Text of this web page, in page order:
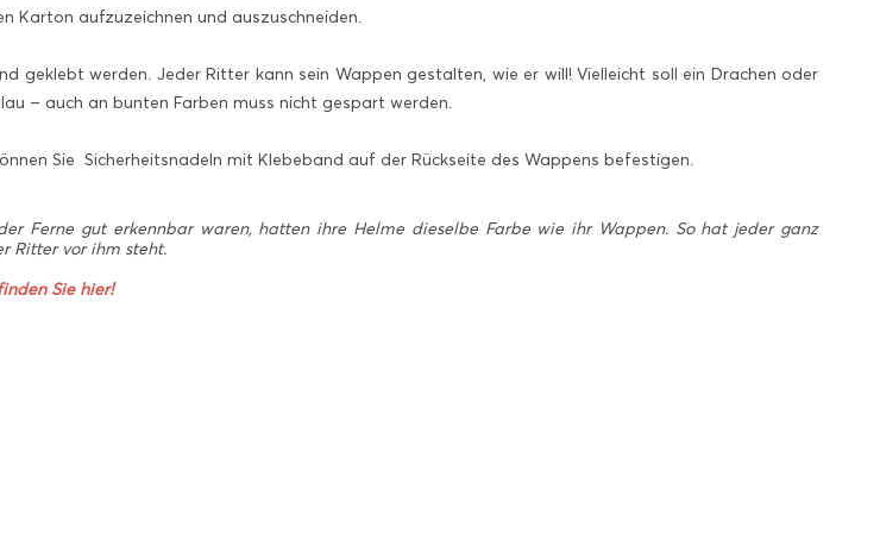
Karton aufzuzeichnen und auszuschneiden.
geklebt werden. Jeder Ritter kann sein Wappen gestalten, wie er will! Vielleicht soll ein Drachen oder
– auch an bunten Farben muss nicht gespart werden.
Sie Sicherheitsnadeln mit Klebeband auf der Rückseite des Wappens befestigen.
Ferne gut erkennbar waren, hatten ihre Helme dieselbe Farbe wie ihr Wappen. So hat jeder ganz
Ritter vor ihm steht.
Sie hier!